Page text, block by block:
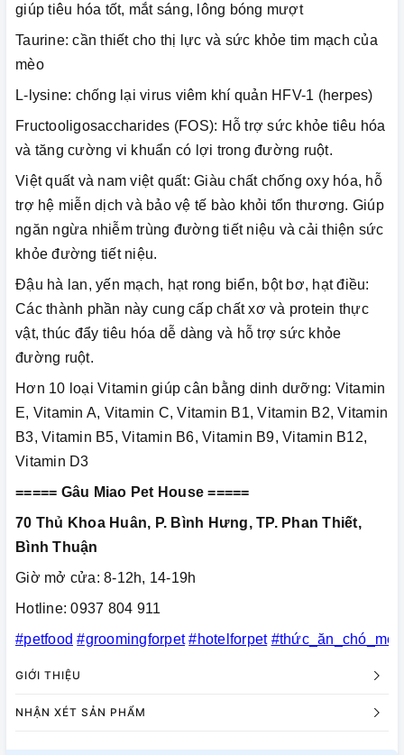
giúp tiêu hóa tốt, mắt sáng, lông bóng mượt
Taurine: cần thiết cho thị lực và sức khỏe tim mạch của
mèo
L-lysine: chống lại virus viêm khí quản HFV-1 (herpes)
Fructooligosaccharides (FOS): Hỗ trợ sức khỏe tiêu hóa
và tăng cường vi khuẩn có lợi trong đường ruột.
Việt quất và nam việt quất: Giàu chất chống oxy hóa, hỗ
trợ hệ miễn dịch và bảo vệ tế bào khỏi tổn thương. Giúp
ngăn ngừa nhiễm trùng đường tiết niệu và cải thiện sức
khỏe đường tiết niệu.
Đậu hà lan, yến mạch, hạt rong biển, bột bơ, hạt điều:
Các thành phần này cung cấp chất xơ và protein thực
vật, thúc đẩy tiêu hóa dễ dàng và hỗ trợ sức khỏe
đường ruột.
Hơn 10 loại Vitamin giúp cân bằng dinh dưỡng: Vitamin
E, Vitamin A, Vitamin C, Vitamin B1, Vitamin B2, Vitamin
B3, Vitamin B5, Vitamin B6, Vitamin B9, Vitamin B12,
Vitamin D3
===== Gâu Miao Pet House =====
70 Thủ Khoa Huân, P. Bình Hưng, TP. Phan Thiết,
Bình Thuận
Giờ mở cửa: 8-12h, 14-19h
Hotline: 0937 804 911
#petfood #groomingforpet #hotelforpet #thức_ăn_chó_mèo
GIỚI THIỆU
NHẬN XÉT SẢN PHẨM